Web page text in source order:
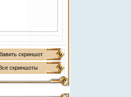
скриншот
скриншоты